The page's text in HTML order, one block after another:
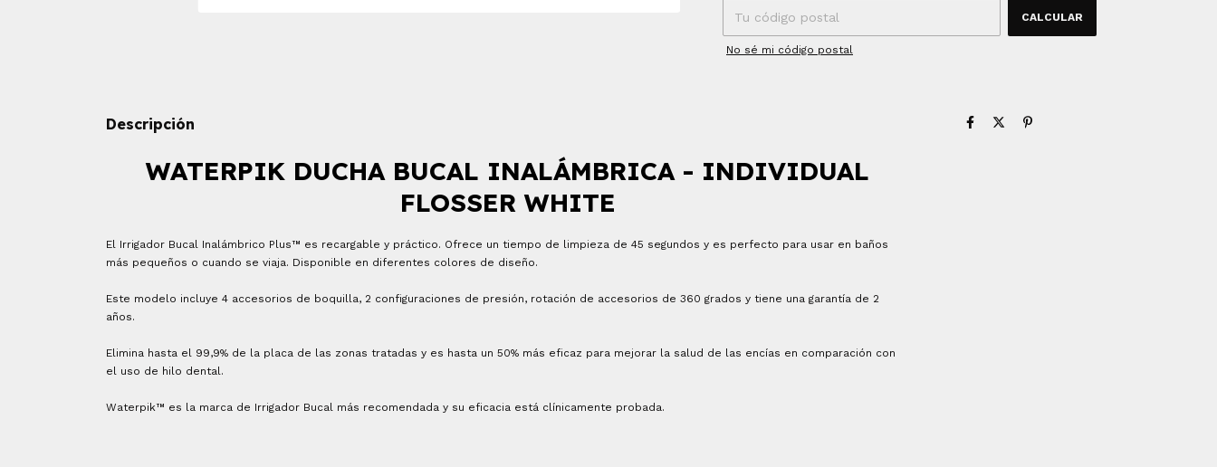
CALCULAR
No sé mi código postal
Descripción
WATERPIK DUCHA BUCAL INALÁMBRICA - INDIVIDUAL
FLOSSER WHITE
El Irrigador Bucal Inalámbrico Plus™ es recargable y práctico. Ofrece un tiempo de limpieza de 45 segundos y es perfecto para usar en baños
más pequeños o cuando se viaja. Disponible en diferentes colores de diseño.
Este modelo incluye 4 accesorios de boquilla, 2 configuraciones de presión, rotación de accesorios de 360 grados y tiene una garantía de 2
años.
Elimina hasta el 99,9% de la placa de las zonas tratadas y es hasta un 50% más eficaz para mejorar la salud de las encías en comparación con
el uso de hilo dental.
Waterpik™ es la marca de Irrigador Bucal más recomendada y su eficacia está clínicamente probada.